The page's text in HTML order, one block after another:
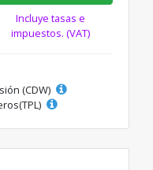
Incluye tasas e
impuestos. (VAT)
(CDW)